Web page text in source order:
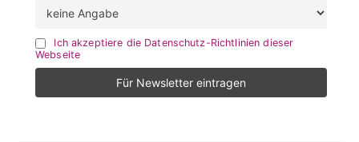
Ich akzeptiere die Datenschutz-Richtlinien dieser
Webseite